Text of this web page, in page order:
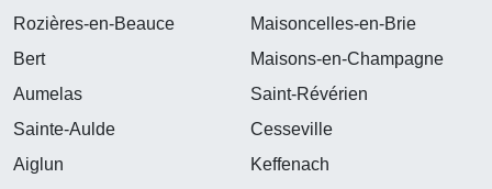
Rozières-en-Beauce
Maisoncelles-en-Brie
Bert
Maisons-en-Champagne
Aumelas
Saint-Révérien
Sainte-Aulde
Cesseville
Aiglun
Keffenach